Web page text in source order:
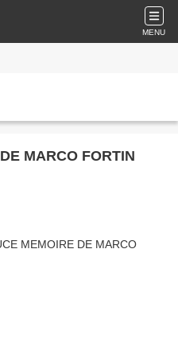
MENU
MARCO FORTIN